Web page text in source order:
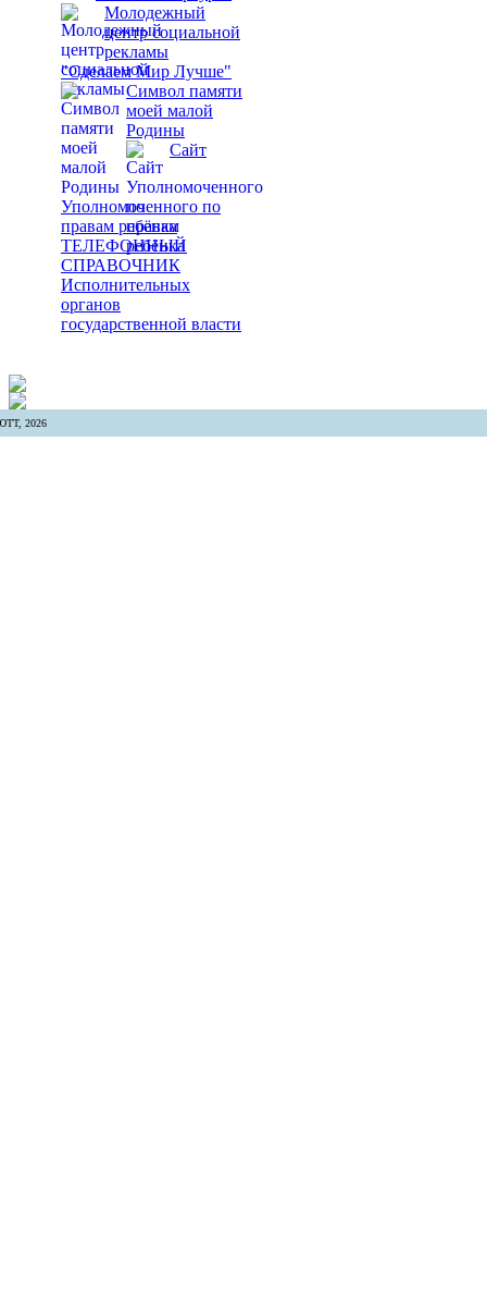
Молодежный
центр социальной
рекламы
"Сделаем Мир Лучше"
Символ памяти
моей малой
Родины
Сайт
Уполномоченного по
правам ребёнка
ТЕЛЕФОННЫЙ
СПРАВОЧНИК
Исполнительных
органов
государственной власти
2026